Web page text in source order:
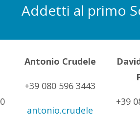
Addetti al primo
Antonio Crudele
+39 080 596 3443
antonio.crudele
+39